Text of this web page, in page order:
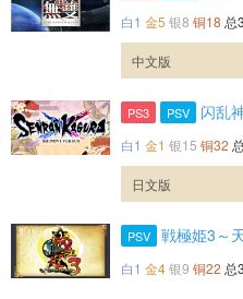
白1 金5 银8 铜18 总
中文版
PS3 PSV 闪乱
白1 金1 银15 铜32
日文版
PSV 戦極姫3～
白1 金4银9 铜22 总